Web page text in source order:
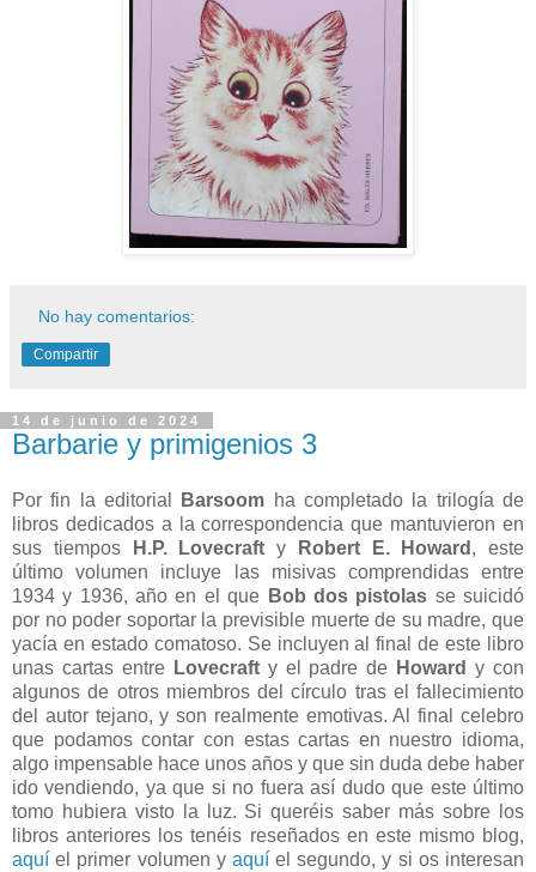
No hay comentarios:
Compartir
14 de junio de 2024
Barbarie y primigenios 3
Por fin la editorial Barsoom ha completado la trilogía de
libros dedicados a la correspondencia que mantuvieron en
sus tiempos
H.P. Lovecraft y Robert E. Howard , este
último volumen incluye las misivas comprendidas entre
1934 y 1936, año en el que Bob dos pistolas se suicidó
por no poder soportar la previsible muerte de su madre, que
yacía en estado comatoso. Se incluyen al final de este libro
unas cartas entre Lovecrafty el padre de Howard y con
algunos de otros miembros del círculo tras el fallecimiento
del autor tejano, y son realmente emotivas. Al final celebro
que podamos contar con estas cartas en nuestro idioma,
algo impensable hace unos años y que sin duda debe haber
ido vendiendo, ya que si no fuera así dudo que este último
tomo hubiera visto la luz. Si queréis saber más sobre los
libros anteriores los tenéis reseñados en este mismo blog,
aquí el primer volumen y aquíel segundo, y si os interesan